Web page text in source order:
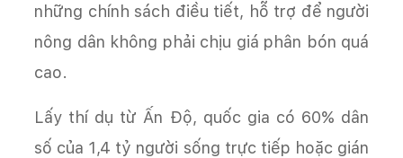
những chính sách điều tiết, hỗ trợ để người
nông dân không phải chịu giá phân bón quá
cao.
Lấy thí dụ từ Ấn Độ, quốc gia có 60% dân
số của 1,4 tỷ người sống trực tiếp hoặc gián